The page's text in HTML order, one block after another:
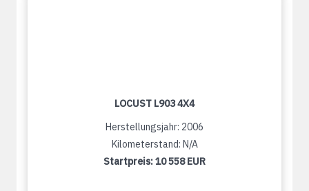
LOCUST L903 4X4
Herstellungsjahr: 2006
Kilometerstand: N/A
Startpreis:10 558 EUR